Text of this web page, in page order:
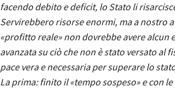
facendo debito e deficit, lo Stato li
Servirebbero risorse enormi, ma a nostro
«profitto reale» non dovrebbe avere alcun
avanzata su ciò che non è stato versato al
pace vera e necessaria per superare lo
La prima: finito il «tempo sospeso» e con